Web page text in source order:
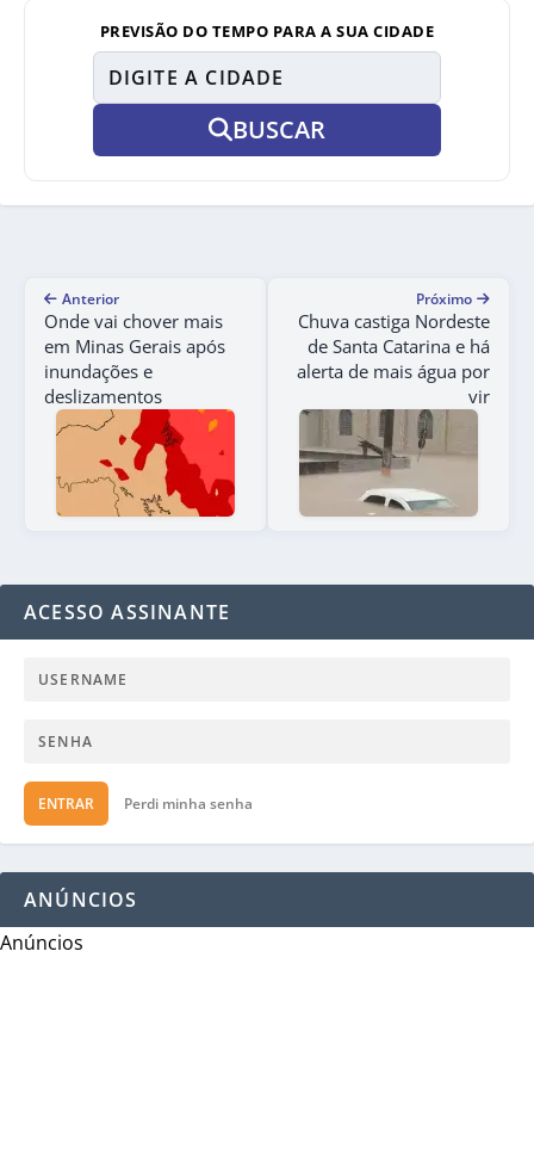
PREVISÃO DO TEMPO PARA A SUA CIDADE
BUSCAR
Anterior
Onde vai chover mais
em Minas Gerais após
inundações e
deslizamentos
Próximo
Chuva castiga Nordeste
de Santa Catarina e há
alerta de mais água por
vir
ACESSO ASSINANTE
ENTRAR Perdi minha senha
ANÚNCIOS
Anúncios